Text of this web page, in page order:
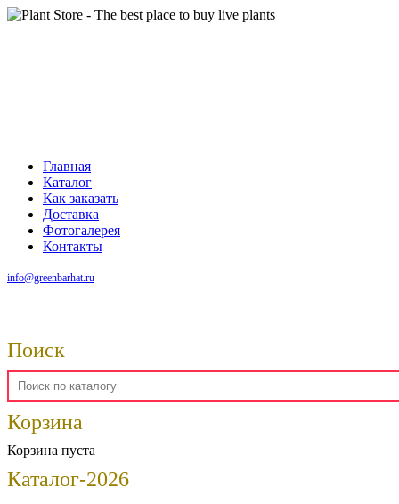
Главная
Каталог
Как заказать
Доставка
Фотогалерея
Контакты
info@greenbarhat.ru
Поиск
Корзина
Корзина пуста
Каталог-2026